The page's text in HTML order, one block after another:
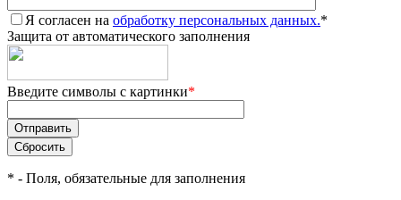
Я согласен на обработку персональных данных.*
Защита от автоматического заполнения
Введите символы с картинки*
* - Поля, обязательные для заполнения